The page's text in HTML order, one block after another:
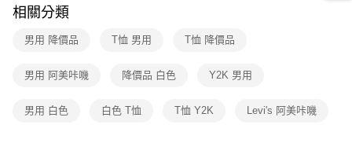
【注意事項】
易，需依本服務之必要範圍內提供個人資料，並將交易相關給付款項請求債
２．關於個人資料處理事宜，請瀏覽以下網址：
「AFTEE先享後付」，若未經同意申辦者引起之損失，本公司不負相關責
相關分類
男用 降價品 T恤 男用 T恤 降價品
男用 阿美咔嘰 降價品 白色 Y2K 男用
男用 白色 白色 T恤 T恤 Y2K Levi's 阿美咔嘰